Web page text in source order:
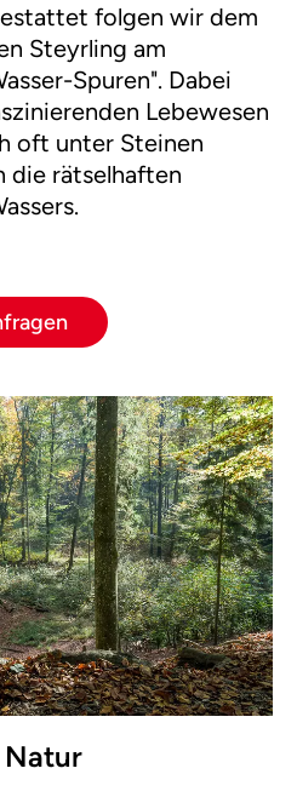
folgen wir dem
Steyrling am
Spuren". Dabei
Lebewesen
oft unter Steinen
die rätselhaften
Natur